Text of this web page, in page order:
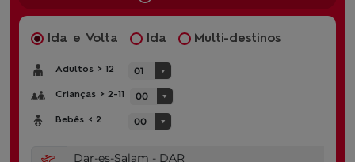
Ida e Volta Ida Multi-destinos
Adultos > 12 01 ▼
Crianças > 2-11 00 ▼
Bebês < 2 00 ▼